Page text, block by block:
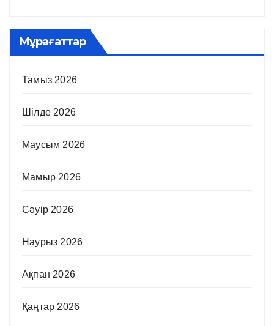
Мұрағаттар
Тамыз 2026
Шілде 2026
Маусым 2026
Мамыр 2026
Сәуір 2026
Наурыз 2026
Ақпан 2026
Қаңтар 2026